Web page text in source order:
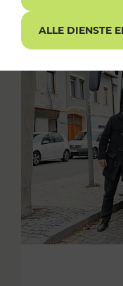
ALLE DIENSTE